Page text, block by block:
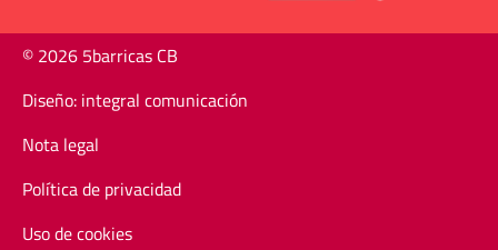
© 2026 5barricas CB
Diseño: integral comunicación
Nota legal
Política de privacidad
Uso de cookies